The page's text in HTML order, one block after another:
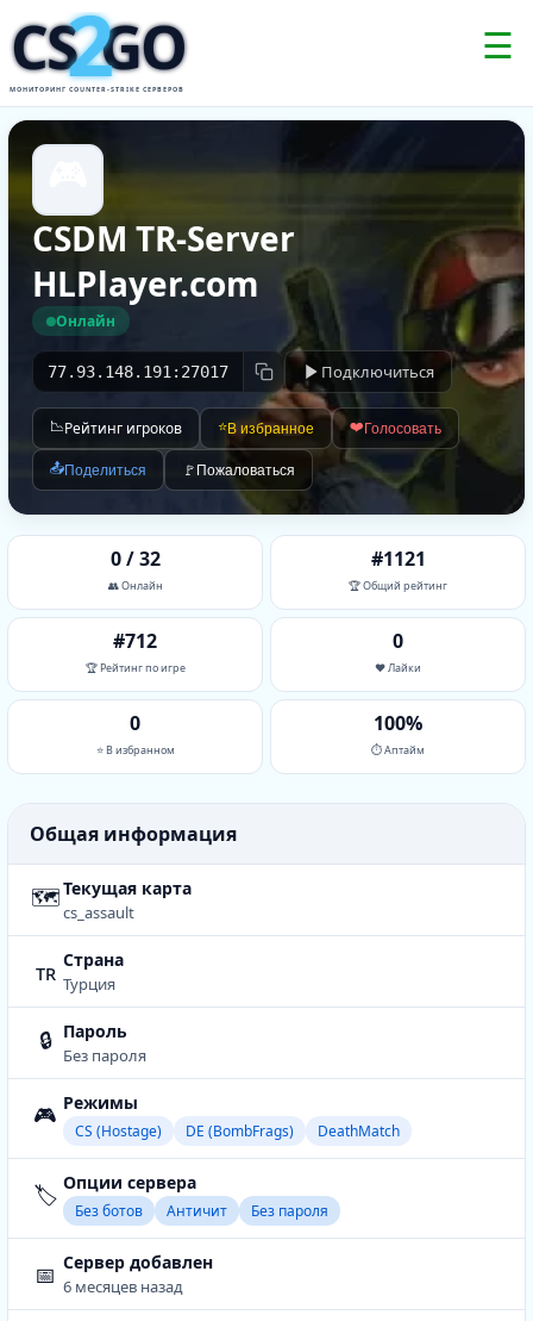
CS GO
2
МОНИТОРИНГ COUNTER-STRIKE СЕРВЕРОВ
☰
CSDM TR-Server
HLPlayer.com
Онлайн
77.93.148.191:27017 Подключиться
📉Рейтинг игроков ⭐В избранное ❤️Голосовать
📤Поделиться 🚩 Пожаловаться
0 / 32
👥 Онлайн
#1121
🏆 Общий рейтинг
#712
🏆 Рейтинг по игре
0
❤️ Лайки
0
⭐ В избранном
100%
⏱ Аптайм
Общая информация
🗺Текущая карта
cs_assault
tr Страна
Турция
🔒 Пароль
Без пароля
🎮 Режимы
CS (Hostage) DE (BombFrags) DeathMatch
🏷️ Опции сервера
Без ботов Античит Без пароля
📅 Сервер добавлен
6 месяцев назад